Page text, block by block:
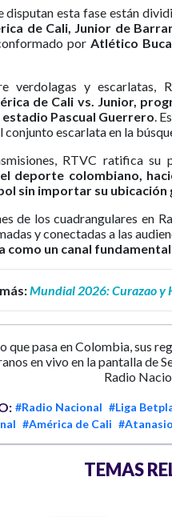
disputan esta fase están
de Cali, Junior de
por Atlético
verdolagas y escarlatas,
de Cali vs. Junior,
estadio Pascual Guerrero.
conjunto escarlata en la
RTVC ratifica
deporte colombiano,
sin importar su ubicación
de los cuadrangulares en
y conectadas a las
como un canal
Mundial 2026: Curazao y
que pasa en Colombia, sus
en vivo en la pantalla de
Radio
#Radio Nacional #Liga
#América de Cali
TEMAS